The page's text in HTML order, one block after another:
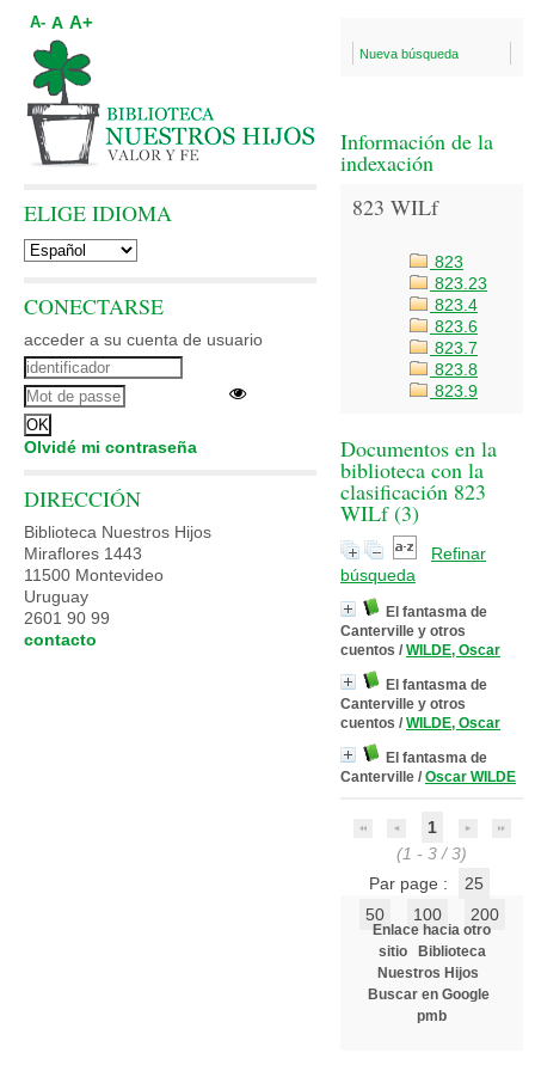
Nueva búsqueda
Información de la
indexación
823 WILf
823
823.23
823.4
823.6
823.7
823.8
823.9
Documentos en la
biblioteca con la
clasificación 823
WILf (3)
Refinar
búsqueda
El fantasma de
Canterville y otros
cuentos / WILDE, Oscar
El fantasma de
Canterville y otros
cuentos / WILDE, Oscar
El fantasma de
Canterville / Oscar WILDE
1
(1 - 3 / 3)
Par page :
25
50
100 200
Enlace hacia otro
sitio
Biblioteca
Nuestros Hijos
Buscar en Google
pmb
A- A A+
ELIGE IDIOMA
CONECTARSE
acceder a su cuenta de usuario
Olvidé mi contraseña
DIRECCIÓN
Biblioteca Nuestros Hijos
Miraflores 1443
11500 Montevideo
Uruguay
2601 90 99
contacto